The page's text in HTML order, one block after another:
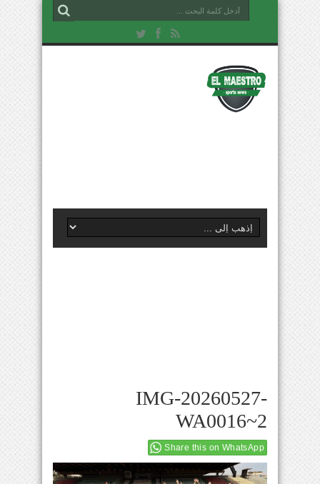
IMG-20260527-
WA0016~2
Share this on WhatsApp